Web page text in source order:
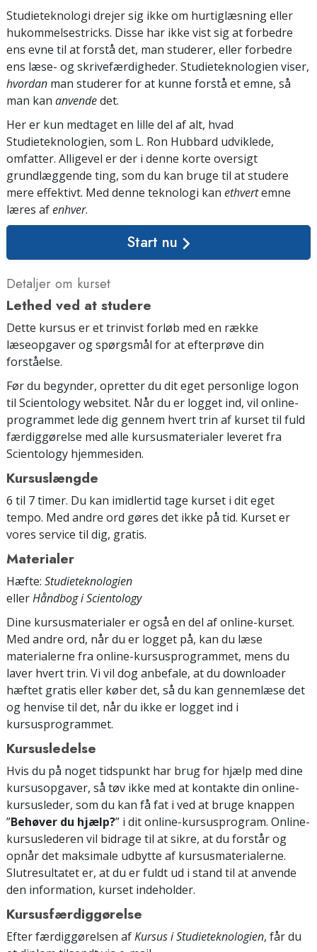
Studieteknologi drejer sig ikke om hurtiglæsning eller
hukommelsestricks. Disse har ikke vist sig at forbedre
ens evne til at forstå det, man studerer, eller forbedre
ens læse- og skrivefærdigheder. Studieteknologien viser,
hvordan man studerer for at kunne forstå et emne, så
man kan anvendedet.
Her er kun medtaget en lille del af alt, hvad
Studieteknologien, som L. Ron Hubbard udviklede,
omfatter. Alligevel er der i denne korte oversigt
grundlæggende ting, som du kan bruge til at studere
mere effektivt. Med denne teknologi kan ethvertemne
læres afenhver.
Start nu
Detaljer om kurset
Lethed ved at studere
Dette kursus er et trinvist forløb med en række
læseopgaver og spørgsmål for at efterprøve din
forståelse.
Før du begynder, opretter du dit eget personlige logon
til Scientology websitet. Når du er logget ind, vil online-
programmet lede dig gennem hvert trin af kurset til fuld
færdiggørelse med alle kursusmaterialer leveret fra
Scientology hjemmesiden.
Kursuslængde
6 til 7 timer. Du kan imidlertid tage kurset i dit eget
tempo. Med andre ord gøres det ikke på tid. Kurset er
vores service til dig, gratis.
Materialer
Hæfte: Studieteknologien
ellerHåndbog i Scientology
Dine kursusmaterialer er også en del af online-kurset.
Med andre ord, når du er logget på, kan du læse
materialerne fra online-kursusprogrammet, mens du
laver hvert trin. Vi vil dog anbefale, at du downloader
hæftet gratis eller køber det, så du kan gennemlæse det
og henvise til det, når du ikke er logget ind i
kursusprogrammet.
Kursusledelse
Hvis du på noget tidspunkt har brug for hjælp med dine
kursusopgaver, så tøv ikke med at kontakte din online-
kursusleder, som du kan få fat i ved at bruge knappen
”Behøver du hjælp?” i dit online-kursusprogram. Online-
kursuslederen vil bidrage til at sikre, at du forstår og
opnår det maksimale udbytte af kursusmaterialerne.
Slutresultatet er, at du er fuldt ud i stand til at anvende
den information, kurset indeholder.
Kursusfærdiggørelse
Efter færdiggørelsen afKursus i Studieteknologien, får du